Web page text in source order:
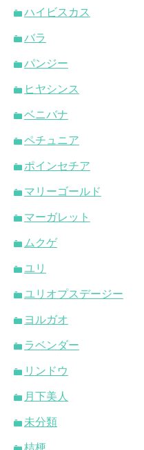
ハイビスカス
バラ
パンジー
ヒヤシンス
ベニバナ
ペチュニア
ポインセチア
マリーゴールド
マーガレット
ムクゲ
ユリ
ユリオプスデージー
ヨルガオ
ラベンダー
リンドウ
月下美人
未分類